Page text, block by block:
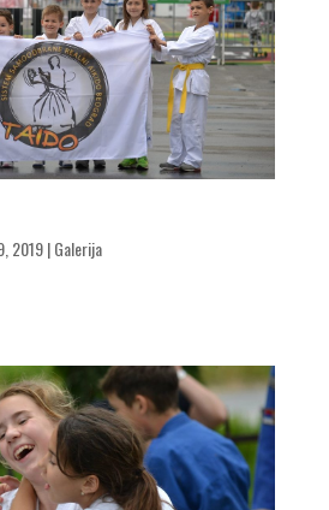
2019|Galerija